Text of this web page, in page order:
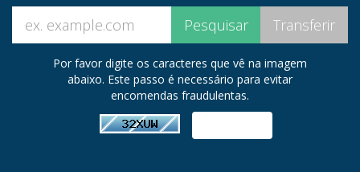
Por favor digite os caracteres que vê na imagem
abaixo. Este passo é necessário para evitar
encomendas fraudulentas.